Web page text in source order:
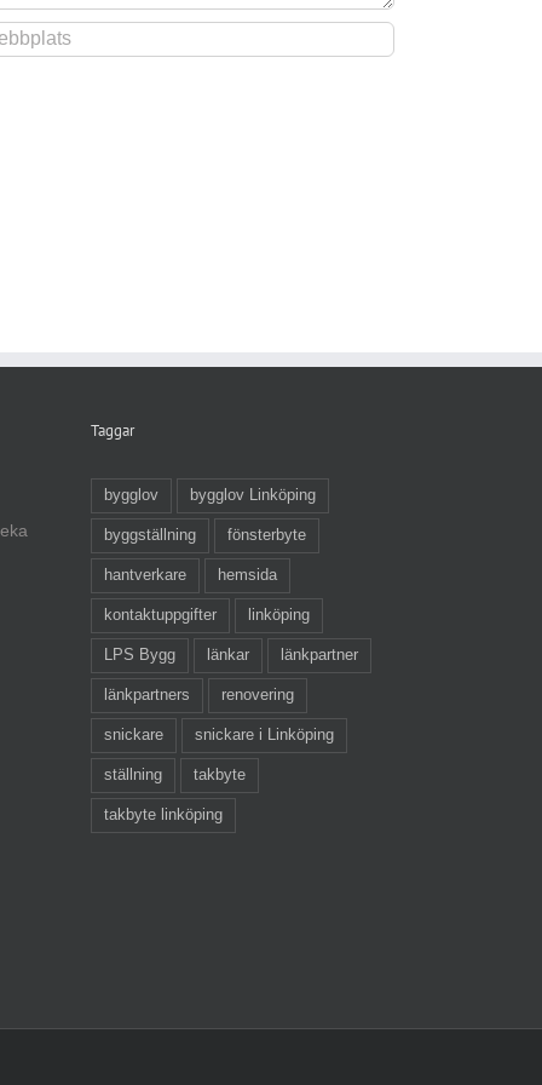
Taggar
bygglov bygglov Linköping
byggställning fönsterbyte
hantverkare hemsida
kontaktuppgifter linköping
LPS Bygg länkar länkpartner
länkpartners renovering
snickare snickare i Linköping
ställning takbyte
takbyte linköping